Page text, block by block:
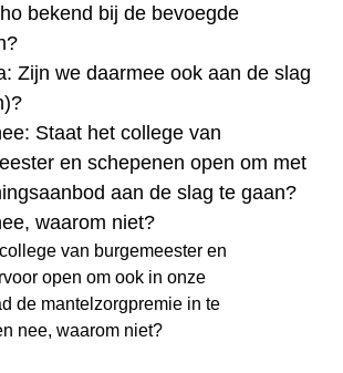
bekend bij de bevoegde
Zijn we daarmee ook aan de slag
Staat het college van
en schepenen open om met
aan de slag te gaan?
waarom niet?
van burgemeester en
open om ook in onze
de mantelzorgpremie in te
nee, waarom niet?